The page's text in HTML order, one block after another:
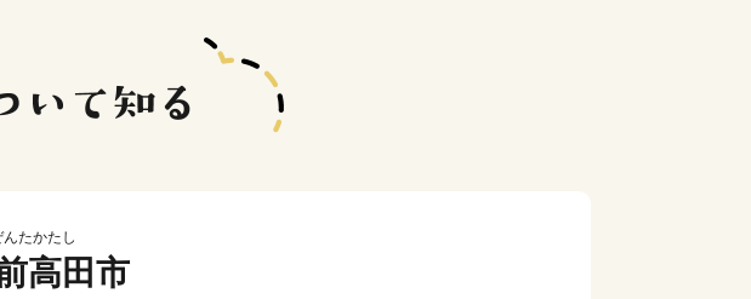
んたかたし
高田市